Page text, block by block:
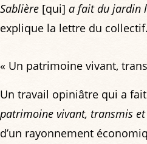
Sablière [qui] a fait du jardin
explique la lettre du collectif.
« Un patrimoine vivant,
Un travail opiniâtre qui a
patrimoine vivant, transmis
d’un rayonnement